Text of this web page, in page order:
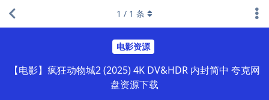
电影资源
【电影】疯狂动物城2 (2025) 4K DV&HDR 内封简中 夸克网
盘资源下载
1 / 1 条